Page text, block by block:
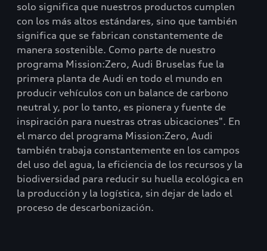
solo significa que nuestros productos cumplen
con los más altos estándares, sino que también
significa que se fabrican constantemente de
manera sostenible. Como parte de nuestro
programa Mission:Zero, Audi Bruselas fue la
primera planta de Audi en todo el mundo en
producir vehículos con un balance de carbono
neutral y, por lo tanto, es pionera y fuente de
inspiración para nuestras otras ubicaciones". En
el marco del programa Mission:Zero, Audi
también trabaja constantemente en los campos
del uso del agua, la eficiencia de los recursos y la
biodiversidad para reducir su huella ecológica en
la producción y la logística, sin dejar de lado el
proceso de descarbonización.